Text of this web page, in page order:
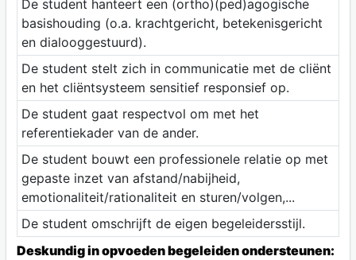
De student hanteert een (ortho)(ped)agogische
basishouding (o.a. krachtgericht, betekenisgericht
en dialooggestuurd).
De student stelt zich in communicatie met de cliënt
en het cliëntsysteem sensitief responsief op.
De student gaat respectvol om met het
referentiekader van de ander.
De student bouwt een professionele relatie op met
gepaste inzet van afstand/nabijheid,
emotionaliteit/rationaliteit en sturen/volgen,...
De student omschrijft de eigen begeleidersstijl.
Deskundig in opvoeden begeleiden ondersteunen: